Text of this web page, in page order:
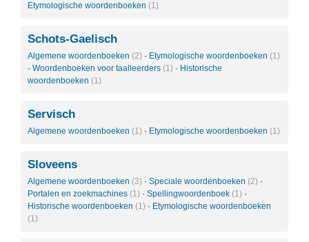
Etymologische woordenboeken (1)
Schots-Gaelisch
Algemene woordenboeken (2) · Etymologische woordenboeken (1)
· Woordenboeken voor taalleerders (1) · Historische
woordenboeken (1)
Servisch
Algemene woordenboeken (1) · Etymologische woordenboeken (1)
Sloveens
Algemene woordenboeken (3) · Speciale woordenboeken (2) ·
Portalen en zoekmachines (1) · Spellingwoordenboek (1) ·
Historische woordenboeken (1) · Etymologische woordenboeken
(1)